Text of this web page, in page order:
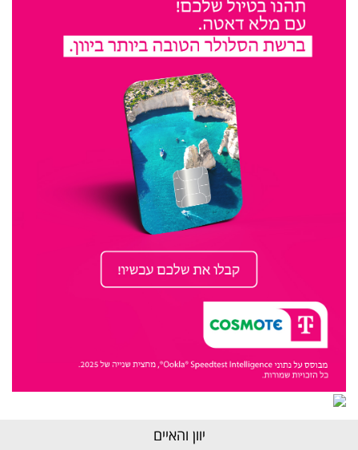
יוון והאיים